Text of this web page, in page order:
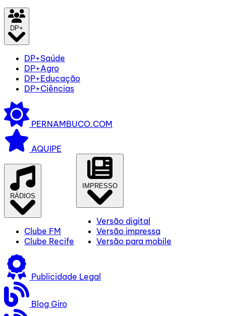
DP+
DP+Saúde
DP+Agro
DP+Educação
DP+Ciências
PERNAMBUCO.COM
AQUIPE
RÁDIOS
Clube FM
Clube Recife
IMPRESSO
Versão digital
Versão impressa
Versão para mobile
Publicidade Legal
Blog Giro